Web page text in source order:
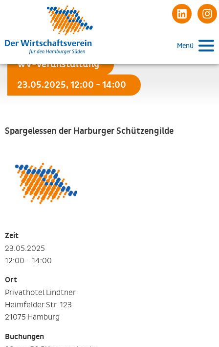
Menü
WV-Veranstaltung
23.05.2025, 12:00 - 14:00
Spargelessen der Harburger Schützengilde
Zeit
23.05.2025
12:00 – 14:00
Ort
Privathotel Lindtner
Heimfelder Str. 123
21075 Hamburg
Buchungen